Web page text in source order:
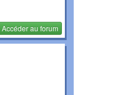
Accéder au forum